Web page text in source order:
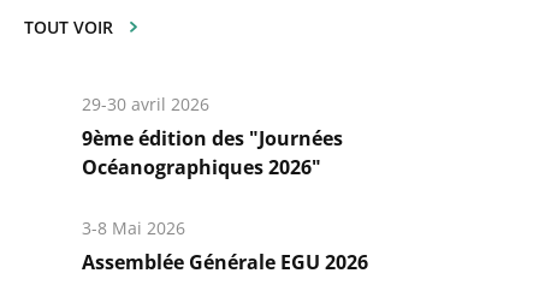
TOUT VOIR
29-30 avril 2026
9ème édition des "Journées
Océanographiques 2026"
savoir
plus
3-8 Mai 2026
Assemblée Générale EGU 2026